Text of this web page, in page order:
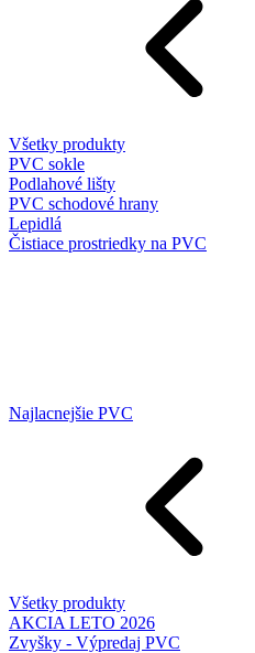
Všetky produkty
PVC sokle
Podlahové lišty
PVC schodové hrany
Lepidlá
Čistiace prostriedky na PVC
Najlacnejšie PVC
Všetky produkty
AKCIA LETO 2026
Zvyšky - Výpredaj PVC